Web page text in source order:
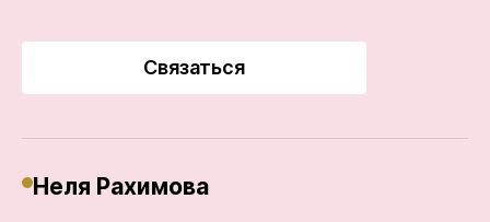
Связаться
Неля Рахимова